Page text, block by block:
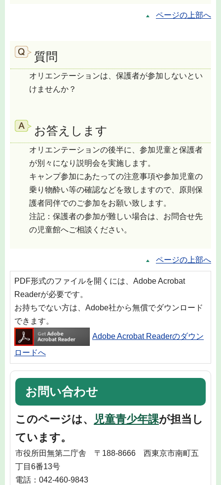
ページの上部へ
質問
オリエンテーションは、保護者が参加しないとい
けませんか？
お答えします
オリエンテーションの後半に、参加児童と保護者
が別々になり説明会を実施します。
キャンプ参加にあたっての注意事項や参加児童の
乗り物酔い等の確認などを致しますので、原則保
護者同伴でのご参加をお願い致します。
注記：保護者の参加が難しい場合は、お問合せ先
の児童館へご相談ください。
ページの上部へ
PDF形式のファイルを開くには、Adobe Acrobat
Readerが必要です。
お持ちでない方は、Adobe社から無償でダウンロード
できます。
Adobe Acrobat Readerのダウン
ロードへ
お問い合わせ
このページは、 児童青少年課が担当し
ています。
市役所田無第二庁舎 〒188-8666 西東京市南町五
丁目6番13号
電話：042-460-9843